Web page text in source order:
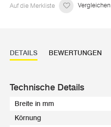
Auf die Merkliste Vergleichen
DETAILS BEWERTUNGEN
Technische Details
Breite in mm
Körnung